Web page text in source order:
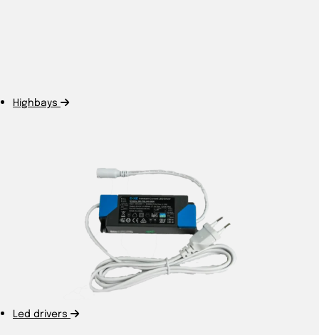
Highbays
Led drivers